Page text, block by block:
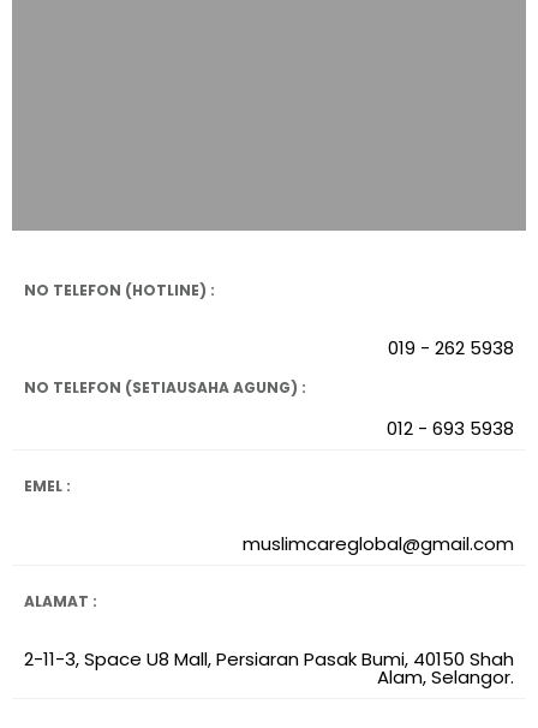
NO TELEFON (HOTLINE) :
019 - 262 5938
NO TELEFON (SETIAUSAHA AGUNG) :
012 - 693 5938
EMEL :
muslimcareglobal@gmail.com
ALAMAT :
2-11-3, Space U8 Mall, Persiaran Pasak Bumi, 40150 Shah
Alam, Selangor.